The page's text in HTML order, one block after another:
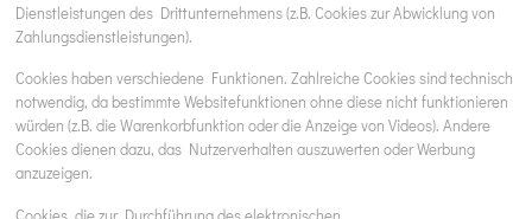
Dienstleistungen des Drittunternehmens (z.B. Cookies zur Abwicklung von
Zahlungsdienstleistungen).
Cookies haben verschiedene Funktionen. Zahlreiche Cookies sind technisch
notwendig, da bestimmte Websitefunktionen ohne diese nicht funktionieren
würden (z.B. die Warenkorbfunktion oder die Anzeige von Videos). Andere
Cookies dienen dazu, das Nutzerverhalten auszuwerten oder Werbung
anzuzeigen.
Cookies, die zur Durchführung des elektronischen